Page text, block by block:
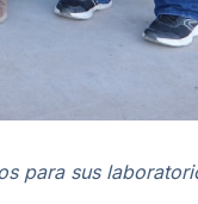
para sus